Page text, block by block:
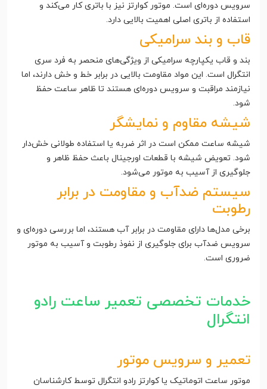
سرویس دوره‌ای است. موتور کوارتز نیز با باتری کار می‌کند و
استفاده از باتری اصلی اهمیت بالایی دارد.
قاب و بند سرامیکی
بند و قاب یکپارچه سرامیکی از ویژگی‌های منحصر به فرد سری
انتگرال است. این مواد مقاومت بالایی در برابر خط و خش دارند، اما
نیازمند مراقبت و سرویس دوره‌ای هستند تا ظاهر ساعت حفظ
شود.
شیشه مقاوم و نمایشگر
شیشه ساعت ممکن است در اثر ضربه یا استفاده طولانی خش‌دار
شود. تعویض شیشه با قطعات اورجینال باعث حفظ ظاهر و
جلوگیری از آسیب به موتور می‌شود.
سیستم ضدآب و مقاومت در برابر
رطوبت
برخی مدل‌ها دارای مقاومت در برابر آب هستند، اما بررسی دوره‌ای و
سرویس ضدآب برای جلوگیری از نفوذ رطوبت و آسیب به موتور
ضروری است.
خدمات تخصصی تعمیر ساعت رادو
انتگرال
تعمیر و سرویس موتور
موتور ساعت اتوماتیک یا کوارتز رادو انتگرال توسط کارشناسان